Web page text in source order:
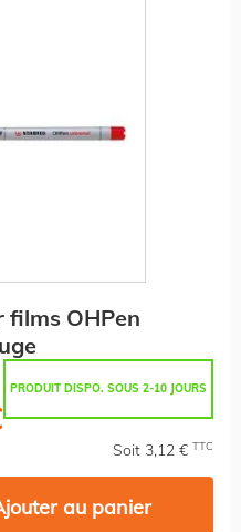
films OHPen
PRODUIT DISPO. SOUS 2-10 JOURS
Soit 3,12 € TTC
au panier